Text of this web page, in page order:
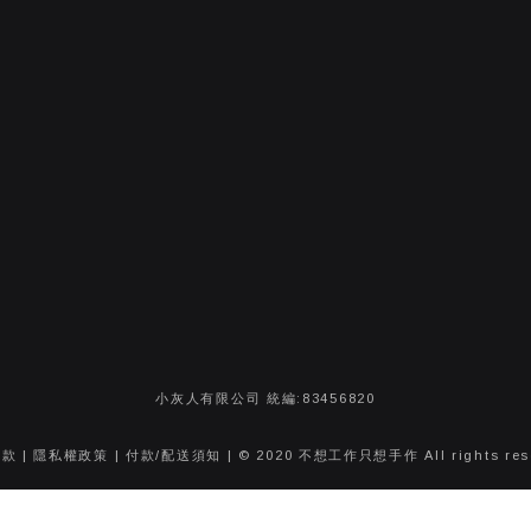
小灰人有限公司 統編:83456820
|隱私權政策 | 付款/配送須知 | © 2020 不想工作只想手作 All rights